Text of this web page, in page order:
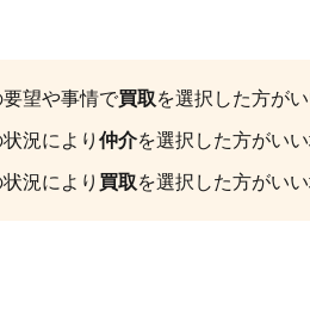
望や事情で買取を選択した方が
況により 仲介を選択した方がい
況により 買取を選択した方がい